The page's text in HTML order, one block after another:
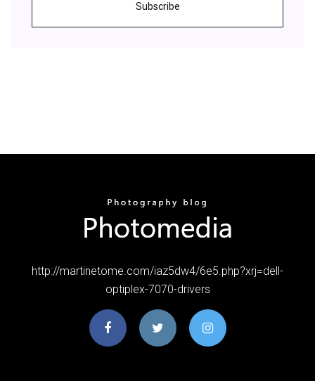
Subscribe
http://martinetome.com/iaz5dw4/6e5.php?xrj=dell-
optiplex-7070-drivers